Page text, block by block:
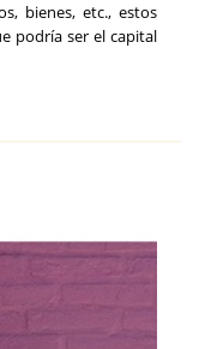
bienes, etc., estos
podría ser el capital